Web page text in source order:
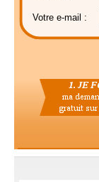
Votre e-mail :